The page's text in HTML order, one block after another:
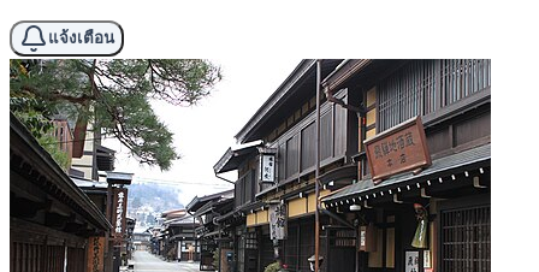
แจ้งเตือน